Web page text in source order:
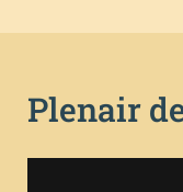
Plenair